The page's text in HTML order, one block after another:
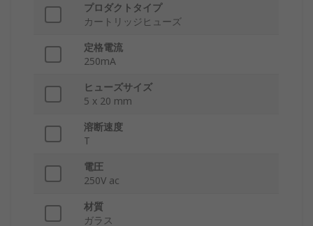
プロダクトタイプ
カートリッジヒューズ
定格電流
250mA
ヒューズサイズ
5 x 20 mm
溶断速度
T
電圧
250V ac
材質
ガラス